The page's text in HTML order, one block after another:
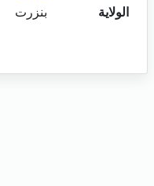
الولاية
بنزرت